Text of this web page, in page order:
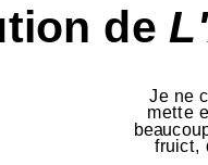
de
Je ne
mette
fruict,